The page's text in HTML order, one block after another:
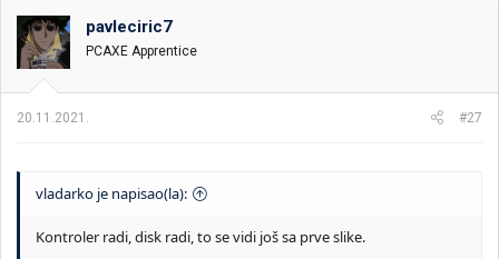
pavleciric7
PCAXE Apprentice
20.11.2021. #27
vladarko je napisao(la):
Kontroler radi, disk radi, to se vidi još sa prve slike.